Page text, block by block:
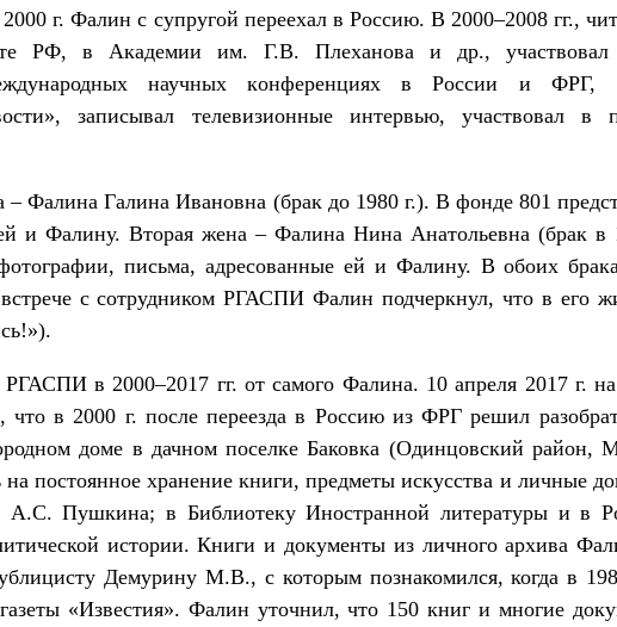
г. Фалин с супругой переехал в Россию. В 2000–2008 гг.,
в Академии им. Г.В. Плеханова и др., участвовал
научных конференциях в России и ФРГ,
записывал телевизионные интервью, участвовал в
Фалина Галина Ивановна (брак до 1980 г.). В фонде 801
и Фалину. Вторая жена – Фалина Нина Анатольевна (брак в
письма, адресованные ей и Фалину. В обоих
с сотрудником РГАСПИ Фалин подчеркнул, что в его
в 2000–2017 гг. от самого Фалина. 10 апреля 2017 г. на
в 2000 г. после переезда в Россию из ФРГ решил
доме в дачном поселке Баковка (Одинцовский район,
постоянное хранение книги, предметы искусства и личные
А.С. Пушкина; в Библиотеку Иностранной литературы и в
истории. Книги и документы из личного архива
Демурину М.В., с которым познакомился, когда в
«Известия». Фалин уточнил, что 150 книг и многие